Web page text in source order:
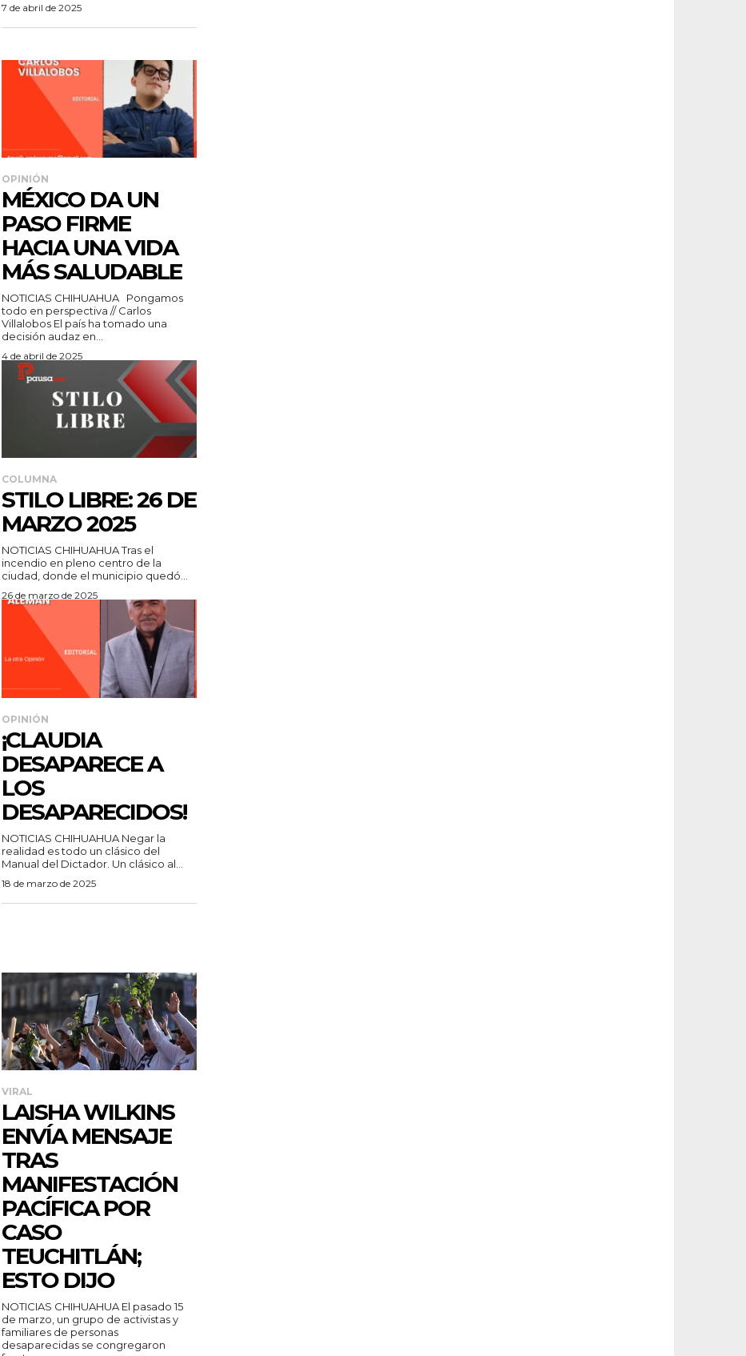
7 de abril de 2025
OPINIÓN
MÉXICO DA UN
PASO FIRME
HACIA UNA VIDA
MÁS SALUDABLE
NOTICIAS CHIHUAHUA Pongamos
todo en perspectiva // Carlos
Villalobos El país ha tomado una
decisión audaz en...
4 de abril de 2025
COLUMNA
STILO LIBRE: 26 DE
MARZO 2025
NOTICIAS CHIHUAHUA Tras el
incendio en pleno centro de la
ciudad, donde el municipio quedó...
26 de marzo de 2025
OPINIÓN
¡CLAUDIA
DESAPARECE A
LOS
DESAPARECIDOS!
NOTICIAS CHIHUAHUA Negar la
realidad es todo un clásico del
Manual del Dictador. Un clásico al...
18 de marzo de 2025
VIRAL
LAISHA WILKINS
ENVÍA MENSAJE
TRAS
MANIFESTACIÓN
PACÍFICA POR
CASO
TEUCHITLÁN;
ESTO DIJO
NOTICIAS CHIHUAHUA El pasado 15
de marzo, un grupo de activistas y
familiares de personas
desaparecidas se congregaron